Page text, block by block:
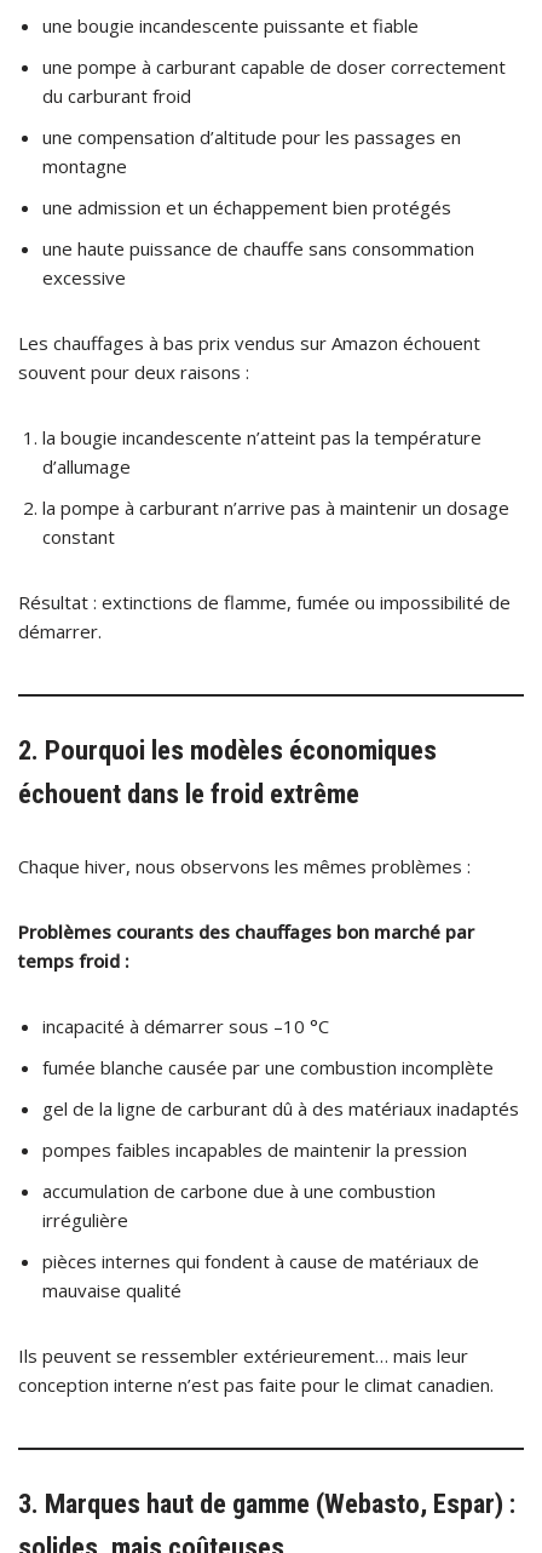
une bougie incandescente puissante et fiable
une pompe à carburant capable de doser correctement
du carburant froid
une compensation d’altitude pour les passages en
montagne
une admission et un échappement bien protégés
une haute puissance de chauffe sans consommation
excessive
Les chauffages à bas prix vendus sur Amazon échouent
souvent pour deux raisons :
la bougie incandescente n’atteint pas la température
d’allumage
la pompe à carburant n’arrive pas à maintenir un dosage
constant
Résultat : extinctions de flamme, fumée ou impossibilité de
démarrer.
2. Pourquoi les modèles économiques
échouent dans le froid extrême
Chaque hiver, nous observons les mêmes problèmes :
Problèmes courants des chauffages bon marché par
temps froid :
incapacité à démarrer sous –10 °C
fumée blanche causée par une combustion incomplète
gel de la ligne de carburant dû à des matériaux inadaptés
pompes faibles incapables de maintenir la pression
accumulation de carbone due à une combustion
irrégulière
pièces internes qui fondent à cause de matériaux de
mauvaise qualité
Ils peuvent se ressembler extérieurement… mais leur
conception interne n’est pas faite pour le climat canadien.
3. Marques haut de gamme (Webasto, Espar) :